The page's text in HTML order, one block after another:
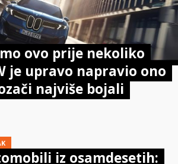
ovo prije nekoliko
je upravo napravio ono
najviše bojali
iz osamdesetih: